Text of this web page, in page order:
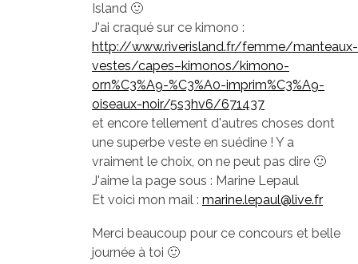
Island 🙂
J'ai craqué sur ce kimono :
http://www.riverisland.fr/femme/manteaux-
vestes/capes–kimonos/kimono-
orn%C3%A9-%C3%A0-imprim%C3%A9-
oiseaux-noir/5s3hv6/671437
et encore tellement d'autres choses dont
une superbe veste en suédine ! Y a
vraiment le choix, on ne peut pas dire 🙂
J'aime la page sous : Marine Lepaul
Et voici mon mail : marine.lepaul@live.fr
Merci beaucoup pour ce concours et belle
journée à toi 🙂